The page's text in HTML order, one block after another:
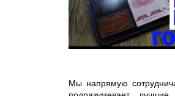
Мы напрямую